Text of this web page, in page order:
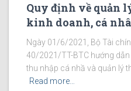
Quy định về quản
kinh doanh, cá
Ngày 01/6/2021, Bộ Tài
40/2021/TT-BTC hướng dẫn
thu nhập cá nhầ và quản lý
Read more…